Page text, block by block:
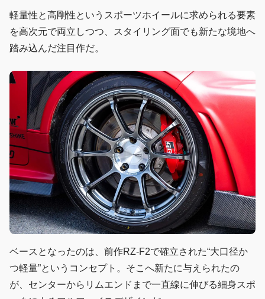
軽量性と高剛性というスポーツホイールに求められる要素
を高次元で両立しつつ、スタイリング面でも新たな境地へ
踏み込んだ注目作だ。
ベースとなったのは、前作RZ-F2で確立された“大口径か
つ軽量”というコンセプト。そこへ新たに与えられたの
が、センターからリムエンドまで一直線に伸びる細身スポ